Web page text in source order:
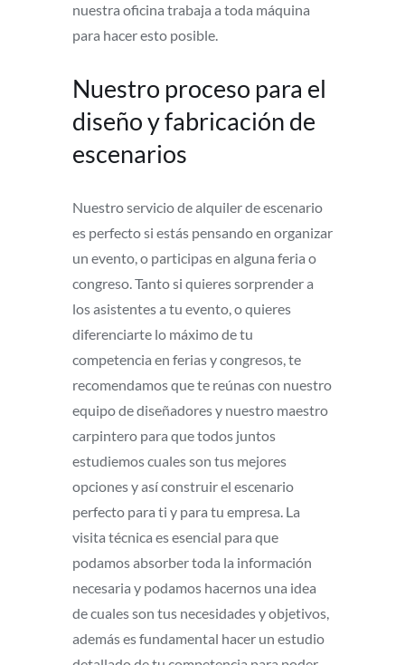
nuestra oficina trabaja a toda máquina
para hacer esto posible.
Nuestro proceso para el
diseño y fabricación de
escenarios
Nuestro servicio de alquiler de escenario
es perfecto si estás pensando en organizar
un evento, o participas en alguna feria o
congreso. Tanto si quieres sorprender a
los asistentes a tu evento, o quieres
diferenciarte lo máximo de tu
competencia en ferias y congresos, te
recomendamos que te reúnas con nuestro
equipo de diseñadores y nuestro maestro
carpintero para que todos juntos
estudiemos cuales son tus mejores
opciones y así construir el escenario
perfecto para ti y para tu empresa. La
visita técnica es esencial para que
podamos absorber toda la información
necesaria y podamos hacernos una idea
de cuales son tus necesidades y objetivos,
además es fundamental hacer un estudio